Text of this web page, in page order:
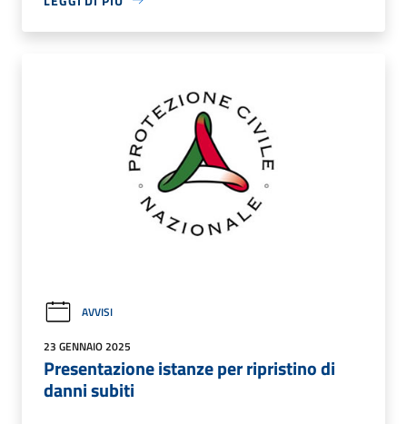
AVVISI
23 GENNAIO 2025
Presentazione istanze per ripristino di
danni subiti